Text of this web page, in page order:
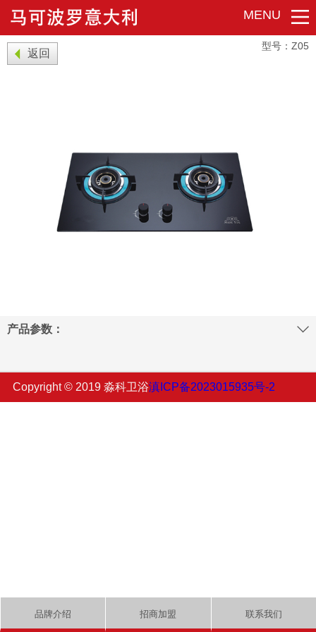
MENU
返回
型号：Z05
产品参数：
Copyright © 2019 淼科卫浴滇ICP备2023015935号-2
品牌介绍 招商加盟 联系我们